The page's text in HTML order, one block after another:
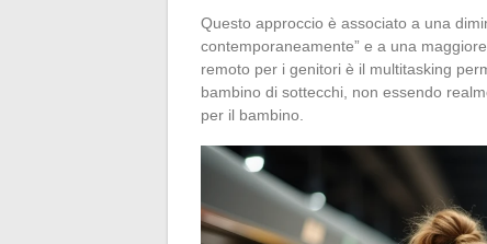
Questo approccio è associato a una
contemporaneamente” e a una
remoto per i genitori è il multitasking
bambino di sottecchi, non essendo
per il bambino.